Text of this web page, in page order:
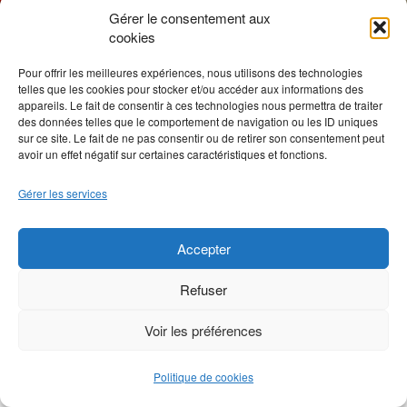
Gérer le consentement aux
cookies
Pour offrir les meilleures expériences, nous utilisons des technologies
telles que les cookies pour stocker et/ou accéder aux informations des
appareils. Le fait de consentir à ces technologies nous permettra de traiter
des données telles que le comportement de navigation ou les ID uniques
sur ce site. Le fait de ne pas consentir ou de retirer son consentement peut
avoir un effet négatif sur certaines caractéristiques et fonctions.
Gérer les services
Accepter
Refuser
Voir les préférences
Politique de cookies
Cuir et Création parAnne & Régis| Site par:Elientech